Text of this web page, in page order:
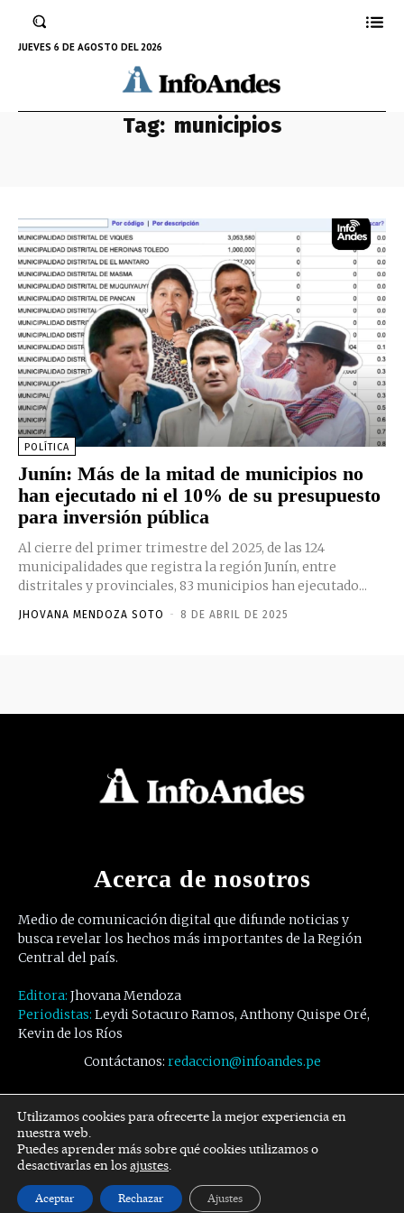
JUEVES 6 DE AGOSTO DEL 2026
Tag: municipios
POLÍTICA
Junín: Más de la mitad de municipios no
han ejecutado ni el 10% de su presupuesto
para inversión pública
Al cierre del primer trimestre del 2025, de las 124
municipalidades que registra la región Junín, entre
distritales y provinciales, 83 municipios han ejecutado...
JHOVANA MENDOZA SOTO - 8 DE ABRIL DE 2025
Acerca de nosotros
Medio de comunicación digital que difunde noticias y
busca revelar los hechos más importantes de la Región
Central del país.
Editora: Jhovana Mendoza
Periodistas: Leydi Sotacuro Ramos, Anthony Quispe Oré,
Kevin de los Ríos
Contáctanos: redaccion@infoandes.pe
Síguenos
Facebook Twitter Youtube
Utilizamos cookies para ofrecerte la mejor experiencia en
nuestra web.
Puedes aprender más sobre qué cookies utilizamos o
desactivarlas en losajustes.
Aceptar Rechazar Ajustes